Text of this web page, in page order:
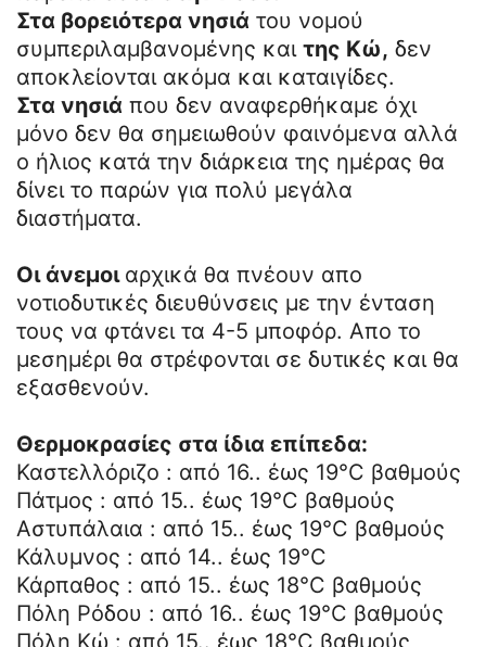
Στα βορειότερα νησιά του νομού
συμπεριλαμβανομένης και της Κώ, δεν
αποκλείονται ακόμα και καταιγίδες.
Στα νησιά που δεν αναφερθήκαμε όχι
μόνο δεν θα σημειωθούν φαινόμενα αλλά
ο ήλιος κατά την διάρκεια της ημέρας θα
δίνει το παρών για πολύ μεγάλα
διαστήματα.
Οι άνεμοι αρχικά θα πνέουν απο
νοτιοδυτικές διευθύνσεις με την ένταση
τους να φτάνει τα 4-5 μποφόρ. Απο το
μεσημέρι θα στρέφονται σε δυτικές και θα
εξασθενούν.
Θερμοκρασίες στα ίδια επίπεδα:
Καστελλόριζο : από 16.. έως 19°C βαθμούς
Πάτμος : από 15.. έως 19°C βαθμούς
Αστυπάλαια : από 15.. έως 19°C βαθμούς
Κάλυμνος : από 14.. έως 19°C
Κάρπαθος : από 15.. έως 18°C βαθμούς
Πόλη Ρόδου : από 16.. έως 19°C βαθμούς
Πόλη Κώ : από 15.. έως 18°C βαθμούς